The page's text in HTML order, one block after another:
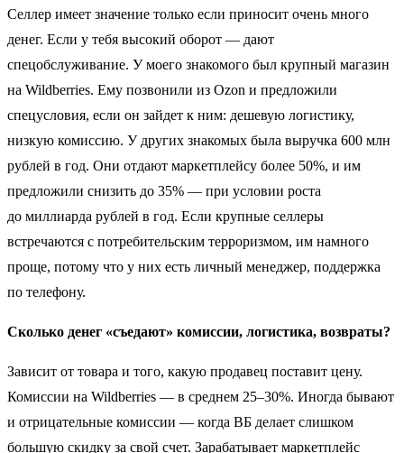
Селлер имеет значение только если приносит очень много
денег. Если у тебя высокий оборот — дают
спецобслуживание. У моего знакомого был крупный магазин
на Wildberries. Ему позвонили из Ozon и предложили
спецусловия, если он зайдет к ним: дешевую логистику,
низкую комиссию. У других знакомых была выручка 600 млн
рублей в год. Они отдают маркетплейсу более 50%, и им
предложили снизить до 35% — при условии роста
до миллиарда рублей в год. Если крупные селлеры
встречаются с потребительским терроризмом, им намного
проще, потому что у них есть личный менеджер, поддержка
по телефону.
Сколько денег «съедают» комиссии, логистика, возвраты?
Зависит от товара и того, какую продавец поставит цену.
Комиссии на Wildberries — в среднем 25–30%. Иногда бывают
и отрицательные комиссии — когда ВБ делает слишком
большую скидку за свой счет. Зарабатывает маркетплейс